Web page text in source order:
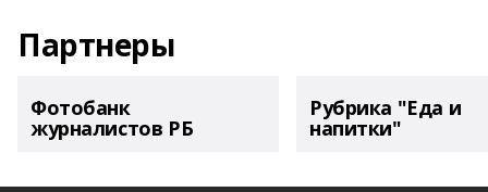
Партнеры
Фотобанк
журналистов РБ
Рубрика "Еда и
напитки"